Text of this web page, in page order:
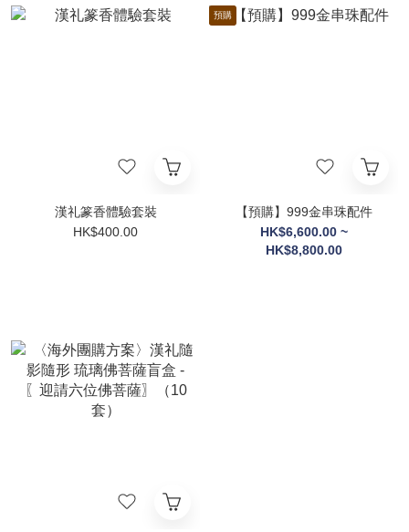
漢礼篆香體驗套裝
HK$400.00
預購
【預購】999金串珠配件
HK$6,600.00 ~
HK$8,800.00